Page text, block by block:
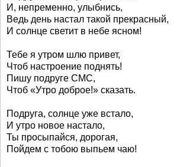
И, непременно, улыбнись,
Ведь день настал такой прекрасный,
И солнце светит в небе ясном!
Тебе я утром шлю привет,
Чтоб настроение поднять!
Пишу подруге СМС,
Чтоб «Утро доброе!» сказать.
Подруга, солнце уже встало,
И утро новое настало,
Ты просыпайся, дорогая,
Пойдем с тобою выпьем чаю!